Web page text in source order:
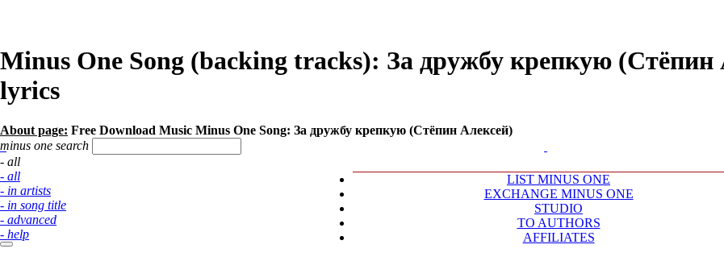
Minus One Song (backing tracks): За дружбу крепкую
lyrics
About page: Free Download Music Minus One Song: За дружбу крепкую (Стёпин Алексей)
minus one search
- all
- all
- in artists
- in song title
- advanced
- help
LIST MINUS ONE
EXCHANGE MINUS ONE
STUDIO
TO AUTHORS
AFFILIATES